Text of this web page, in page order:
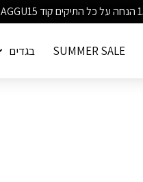
SUMMER SALE בגדים